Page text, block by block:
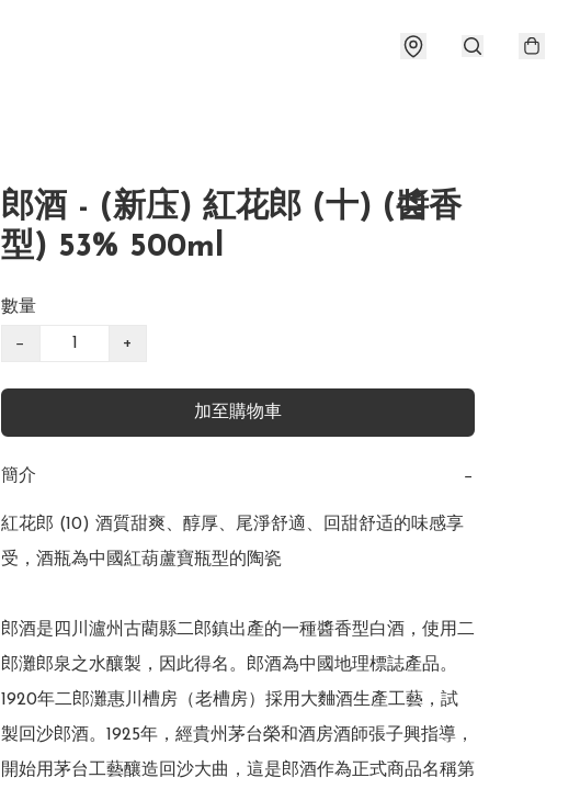
郎酒 - (新庒) 紅花郎 (十) (醬香
型) 53% 500ml
數量
− +
加至購物車
簡介 −
紅花郎 (10) 酒質甜爽、醇厚、尾淨舒適、回甜舒适的味感享
受，酒瓶為中國紅葫蘆寶瓶型的陶瓷
郎酒是四川瀘州古藺縣二郎鎮出產的一種醬香型白酒，使用二
郎灘郎泉之水釀製，因此得名。郎酒為中國地理標誌產品。
1920年二郎灘惠川槽房（老槽房）採用大麯酒生產工藝，試
製回沙郎酒。1925年，經貴州茅台榮和酒房酒師張子興指導，
開始用茅台工藝釀造回沙大曲，這是郎酒作為正式商品名稱第